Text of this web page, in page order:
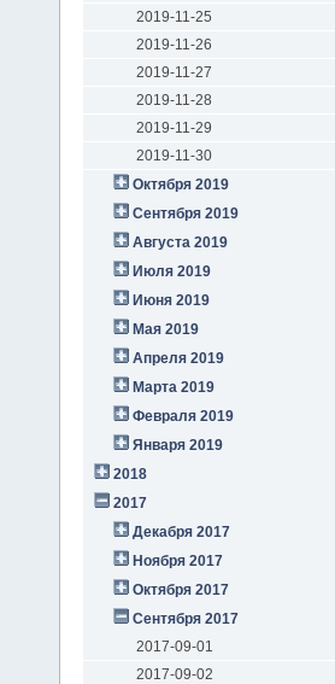
2019-11-25
2019-11-26
2019-11-27
2019-11-28
2019-11-29
2019-11-30
Октября 2019
Сентября 2019
Августа 2019
Июля 2019
Июня 2019
Мая 2019
Апреля 2019
Марта 2019
Февраля 2019
Января 2019
2018
2017
Декабря 2017
Ноября 2017
Октября 2017
Сентября 2017
2017-09-01
2017-09-02